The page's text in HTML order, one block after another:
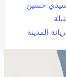
حسين
اريانة المدينة